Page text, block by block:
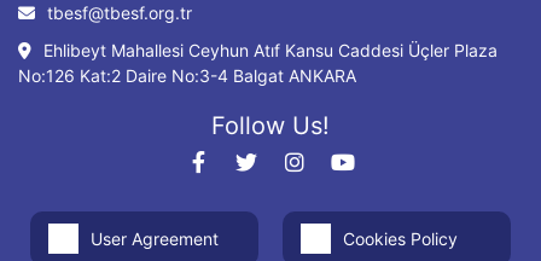
tbesf@tbesf.org.tr
Ehlibeyt Mahallesi Ceyhun Atıf Kansu Caddesi Üçler Plaza
No:126 Kat:2 Daire No:3-4 Balgat ANKARA
Follow Us!
User Agreement Cookies Policy